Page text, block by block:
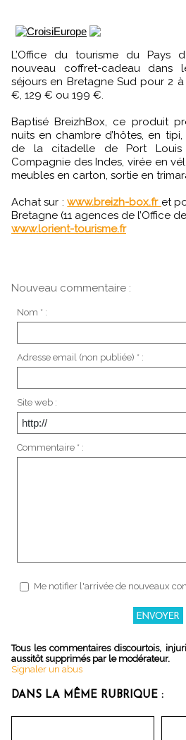
L’Office du tourisme du Pays de Lorient a lancé un
nouveau coffret-cadeau dans
séjours en Bretagne Sud pour 2
€, 129 € ou 199 €.
Baptisé BreizhBox, ce produit
nuits en chambre d’hôtes, en
de la citadelle de Port
Compagnie des Indes, virée en
meubles en carton, sortie en
Achat sur :www.breizh-box.fr et
Bretagne (11 agences de l’Office
www.lorient-tourisme.fr
Nouveau commentaire :
Nom * :
Adresse email (non publiée) * :
Site web :
Commentaire * :
Me notifier l'arrivée de nouveaux
Tous les commentaires discourtois,
aussitôt supprimés par le modérateur.
Signaler un abus
DANS LA MÊME RUBRIQUE :